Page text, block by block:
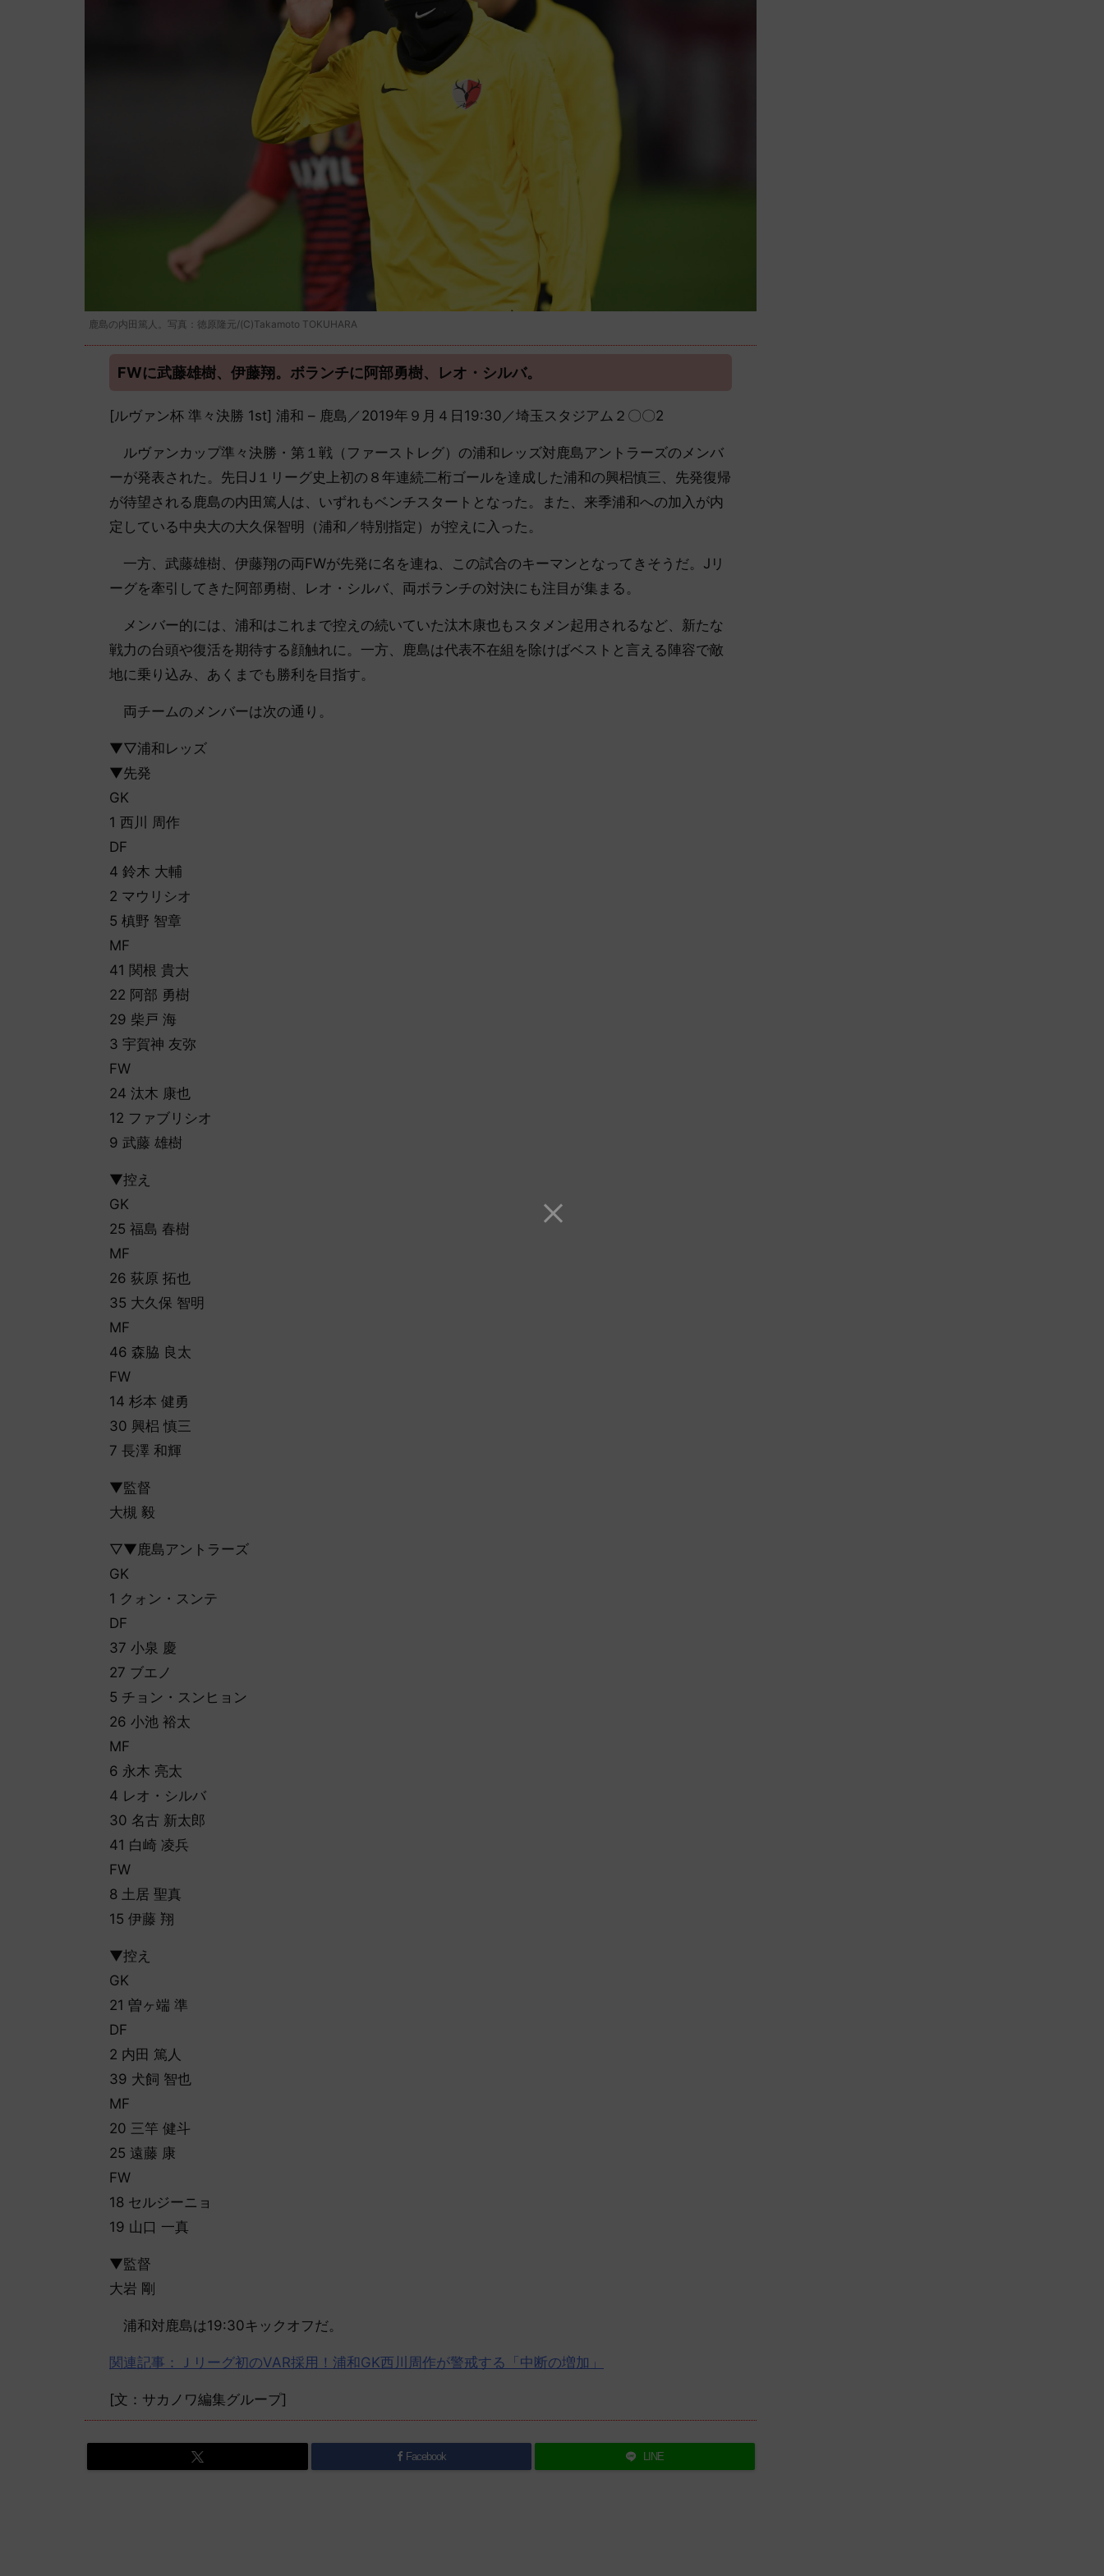
鹿島の内田篤人。写真：徳原隆元/(C)Takamoto TOKUHARA
FWに武藤雄樹、伊藤翔。ボランチに阿部勇樹、レオ・シルバ。
[ルヴァン杯 準々決勝 1st] 浦和 – 鹿島／2019年９月４日19:30／埼玉スタジアム２〇〇2
ルヴァンカップ準々決勝・第１戦（ファーストレグ）の浦和レッズ対鹿島アントラーズのメンバ
ーが発表された。先日J１リーグ史上初の８年連続二桁ゴールを達成した浦和の興梠慎三、先発復帰
が待望される鹿島の内田篤人は、いずれもベンチスタートとなった。また、来季浦和への加入が内
定している中央大の大久保智明（浦和／特別指定）が控えに入った。
一方、武藤雄樹、伊藤翔の両FWが先発に名を連ね、この試合のキーマンとなってきそうだ。Jリ
ーグを牽引してきた阿部勇樹、レオ・シルバ、両ボランチの対決にも注目が集まる。
メンバー的には、浦和はこれまで控えの続いていた汰木康也もスタメン起用されるなど、新たな
戦力の台頭や復活を期待する顔触れに。一方、鹿島は代表不在組を除けばベストと言える陣容で敵
地に乗り込み、あくまでも勝利を目指す。
両チームのメンバーは次の通り。
▼▽浦和レッズ
▼先発
GK
1 西川 周作
DF
4 鈴木 大輔
2 マウリシオ
5 槙野 智章
MF
41 関根 貴大
22 阿部 勇樹
29 柴戸 海
3 宇賀神 友弥
FW
24 汰木 康也
12 ファブリシオ
9 武藤 雄樹
▼控え
GK
25 福島 春樹
MF
26 荻原 拓也
35 大久保 智明
MF
46 森脇 良太
FW
14 杉本 健勇
30 興梠 慎三
7 長澤 和輝
▼監督
大槻 毅
▽▼鹿島アントラーズ
GK
1 クォン・スンテ
DF
37 小泉 慶
27 ブエノ
5 チョン・スンヒョン
26 小池 裕太
MF
6 永木 亮太
4 レオ・シルバ
30 名古 新太郎
41 白崎 凌兵
FW
8 土居 聖真
15 伊藤 翔
▼控え
GK
21 曽ヶ端 準
DF
2 内田 篤人
39 犬飼 智也
MF
20 三竿 健斗
25 遠藤 康
FW
18 セルジーニョ
19 山口 一真
▼監督
大岩 剛
浦和対鹿島は19:30キックオフだ。
関連記事：Ｊリーグ初のVAR採用！浦和GK西川周作が警戒する「中断の増加」
[文：サカノワ編集グループ]
Facebook LINE